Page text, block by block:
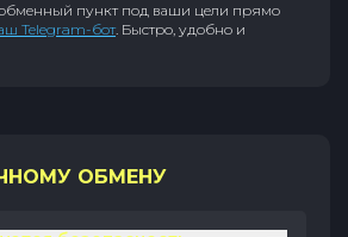
пункт под ваши цели прямо
Telegram-бот. Быстро, удобно и
ОБМЕНУ